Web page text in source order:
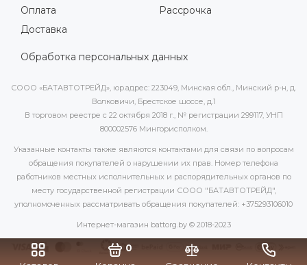
0
Оплата
Доставка
Рассрочка
Обработка персональных данных
СООО «БАТАВТОТРЕЙД», юр.адрес: 223049, Минская обл., Минский р-н, д.
Волковичи, Брестское шоссе, д.1
В торговом реестре с 22 октября 2018 г., № регистрации 299117, УНП
800002576 Мингорисполком.
Указанные контакты также являются контактами для связи по вопросам
обращения покупателей о нарушении их прав. Номер телефона
работников местных исполнительных и распорядительных органов по
месту государственной регистрации СООО "БАТАВТОТРЕЙД",
уполномоченных рассматривать обращения покупателей: +375293106010
Интернет-магазин battorg.by © 2018-2023